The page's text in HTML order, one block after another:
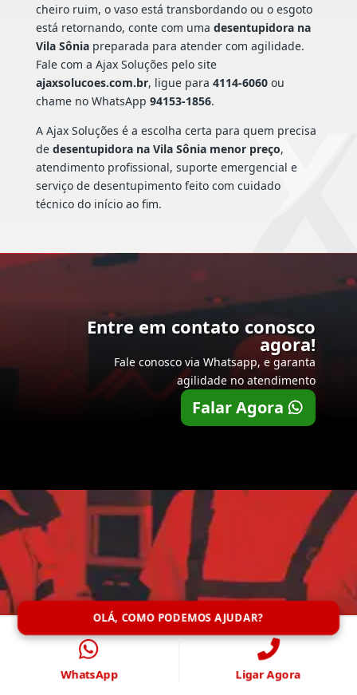
cheiro ruim, o vaso está transbordando ou o esgoto
está retornando, conte com uma desentupidora na
Vila Sôniapreparada para atender com agilidade.
Fale com a Ajax Soluções pelo site
ajaxsolucoes.com.br, ligue para 4114-6060ou
chame no WhatsApp 94153-1856.
A Ajax Soluções é a escolha certa para quem precisa
de desentupidora na Vila Sônia menor preço,
atendimento profissional, suporte emergencial e
serviço de desentupimento feito com cuidado
técnico do início ao fim.
Entre em contato conosco
agora!
Fale conosco via Whatsapp, e garanta
agilidade no atendimento
Falar Agora
OLÁ, COMO PODEMOS AJUDAR?
WhatsApp Ligar Agora